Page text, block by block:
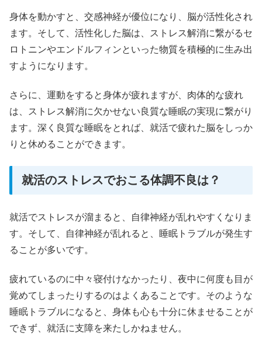
身体を動かすと、交感神経が優位になり、脳が活性化され
ます。そして、活性化した脳は、ストレス解消に繋がるセ
ロトニンやエンドルフィンといった物質を積極的に生み出
すようになります。
さらに、運動をすると身体が疲れますが、肉体的な疲れ
は、ストレス解消に欠かせない良質な睡眠の実現に繋がり
ます。深く良質な睡眠をとれば、就活で疲れた脳をしっか
りと休めることができます。
就活のストレスでおこる体調不良は？
就活でストレスが溜まると、自律神経が乱れやすくなりま
す。そして、自律神経が乱れると、睡眠トラブルが発生す
ることが多いです。
疲れているのに中々寝付けなかったり、夜中に何度も目が
覚めてしまったりするのはよくあることです。そのような
睡眠トラブルになると、身体も心も十分に休ませることが
できず、就活に支障を来たしかねません。